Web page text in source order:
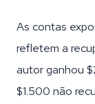
As contas
refletem a
autor ganhou
$1.500 não